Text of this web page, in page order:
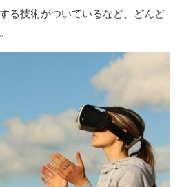
る技術がついているなど、どんど